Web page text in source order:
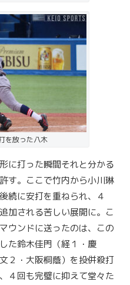
を放った八木
に打った瞬間それと分かる
す。ここで竹内から小川琳
続に安打を重ねられ、４
加される苦しい展開に。こ
ウンドに送ったのは、この
た鈴木佳門（経１・慶
２・大阪桐蔭）を投併殺打
４回も完璧に抑えて堂々た